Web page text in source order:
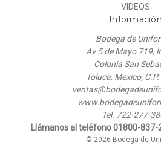
VIDEOS
Información
Bodega de
Av 5 de Mayo 719,
Colonia San
Toluca, Mexico,
Tel. 722-277-
Llámanos al teléfono 01800-
© 2026 Bodega de